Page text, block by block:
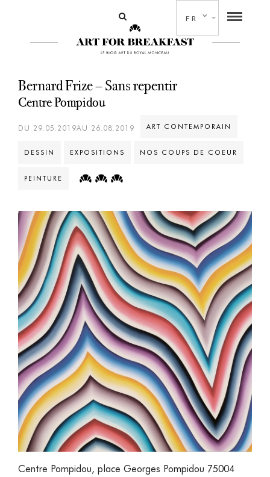
FR
Bernard Frize – Sans repentir
Centre Pompidou
DU 29.05.2019AU 26.08.2019 ART CONTEMPORAIN
DESSIN EXPOSITIONS NOS COUPS DE COEUR
PEINTURE
Centre Pompidou, place Georges Pompidou 75004